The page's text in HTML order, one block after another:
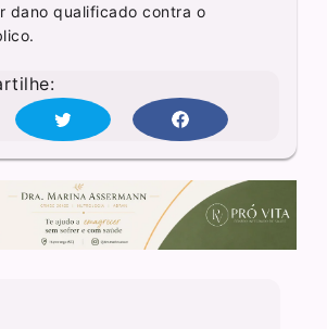
dano qualificado contra o